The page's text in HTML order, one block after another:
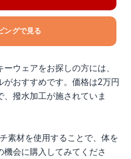
ングで見る
ウェアをお探しの方には、
おすすめです。価格は2万円
撥水加工が施されていま
素材を使用することで、体を
会に購入してみてくださ